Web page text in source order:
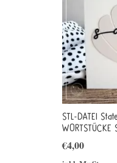
STL-DATEI
WORTSTÜCKE
€4,00